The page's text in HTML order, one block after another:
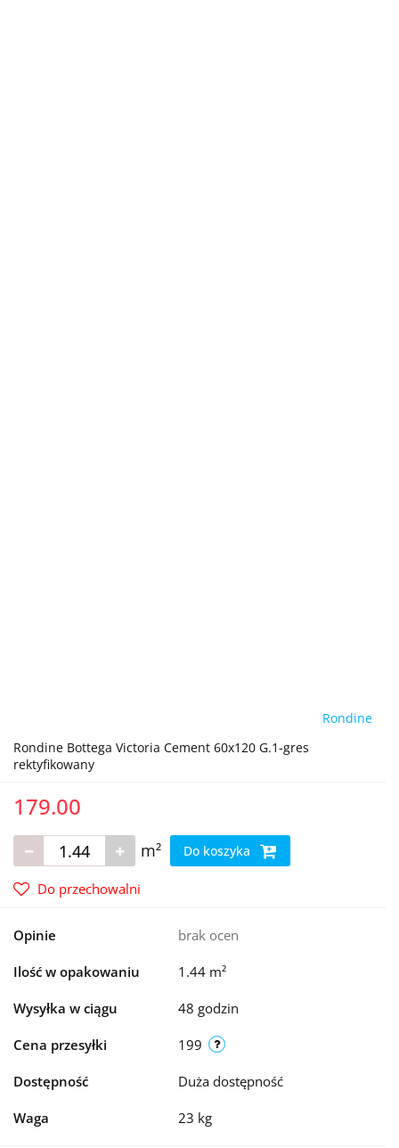
Rondine
Rondine Bottega Victoria Cement 60x120 G.1-gres
rektyfikowany
179.00
m² Do koszyka
Do przechowalni
Opinie brak ocen
Ilość w opakowaniu 1.44 m²
Wysyłka w ciągu 48 godzin
Cena przesyłki 199
Dostępność Duża dostępność
Waga 23 kg